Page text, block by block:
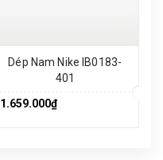
Dép Nam Nike IB0183-
401
1.659.000₫